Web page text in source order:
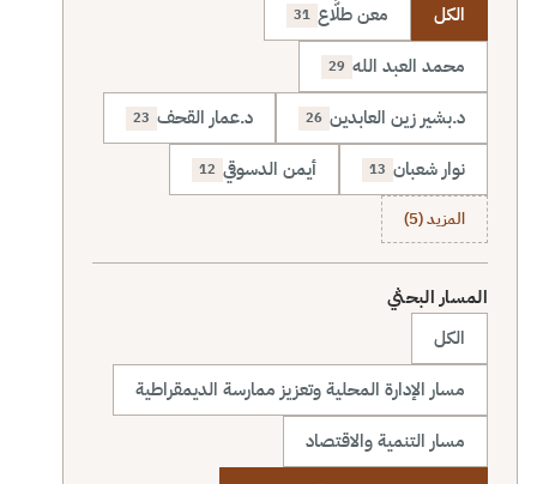
الكل
معن طلَّاع 31
محمد العبد الله 29
د.بشير زين العابدين 26 د.عمار القحف 23
نوار شعبان 13 أيمن الدسوقي 12
المزيد (5)
المسار البحثي
الكل
مسار الإدارة المحلية وتعزيز ممارسة الديمقراطية
مسار التنمية والاقتصاد